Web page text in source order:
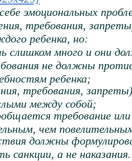
эмоциональных
требования,
ребенка, но:
слишком много и они
не должны
ребенка;
требования,
между собой;
требование
чем
должны
санкции, а не наказания.